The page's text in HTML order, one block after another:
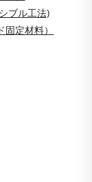
ブル工法)
定材料）